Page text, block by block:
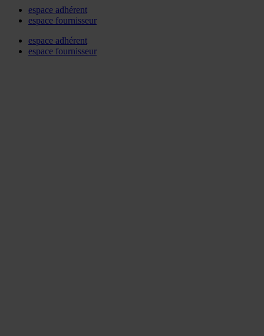
espace adhérent
espace fournisseur
espace adhérent
espace fournisseur